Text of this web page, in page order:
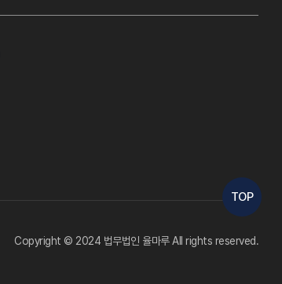
Copyright © 2024 법무법인 율마루 All rights reserved.
TOP